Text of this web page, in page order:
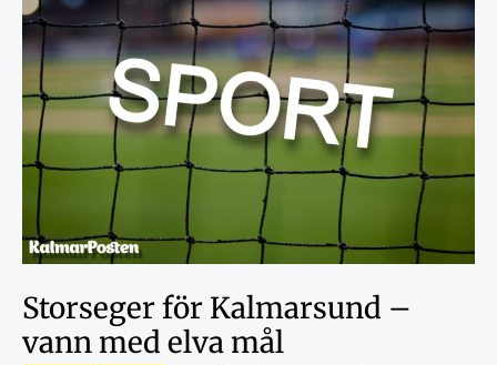
Storseger för Kalmarsund –
vann med elva mål